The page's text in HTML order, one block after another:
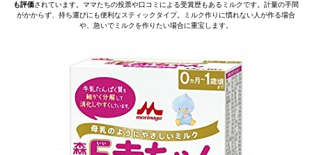
も評価されています。ママたちの投票や口コミによる受賞歴もあるミルクです。計量の手間
がかからず、持ち運びにも便利なスティックタイプ。ミルク作りに慣れない人が作る場合
や、急いでミルクを作りたい場合に重宝します。